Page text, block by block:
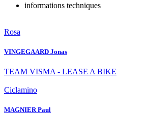
informations techniques
Rosa
VINGEGAARD Jonas
TEAM VISMA - LEASE A BIKE
Ciclamino
MAGNIER Paul